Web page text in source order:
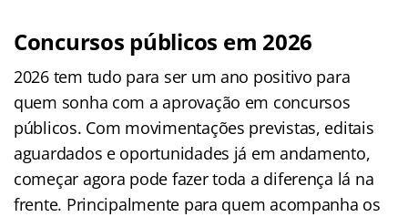
Concursos públicos em 2026
2026 tem tudo para ser um ano positivo para
quem sonha com a aprovação em concursos
públicos. Com movimentações previstas, editais
aguardados e oportunidades já em andamento,
começar agora pode fazer toda a diferença lá na
frente. Principalmente para quem acompanha os